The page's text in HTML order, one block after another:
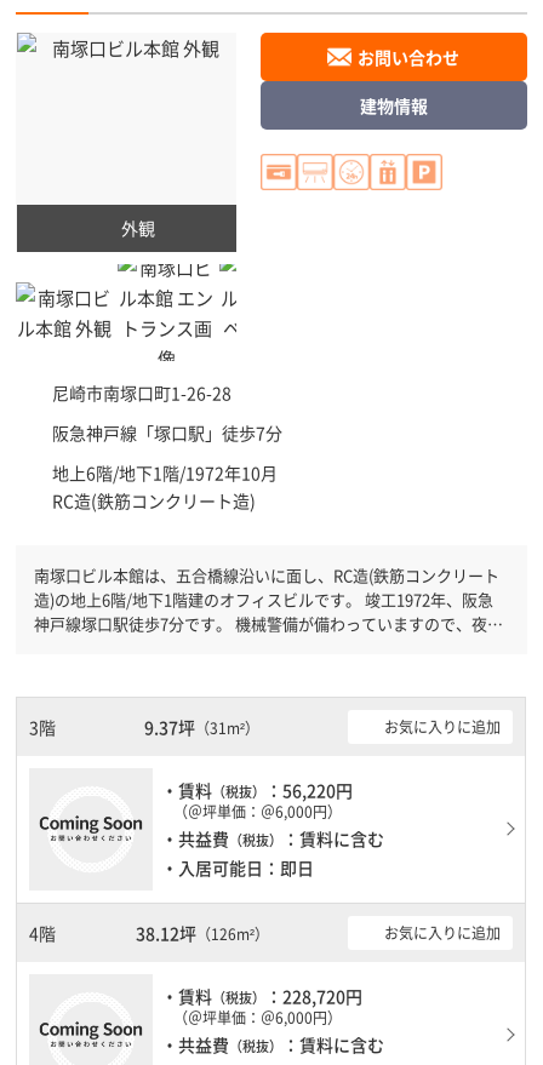
外観
尼崎市南塚口町1-26-28
阪急神戸線「塚口駅 」徒歩7分
地上6階/地下1階/1972年10月
RC造(鉄筋コンクリート造)
お問い合わせ
建物情報
南塚口ビル本館は、五合橋線沿いに面し、RC造(鉄筋コンクリート
造)の地上6階/地下1階建のオフィスビルです。 竣工1972年、阪急
神戸線塚口駅徒歩7分です。 機械警備が備わっていますので、夜間
用されるお客様には使いやすいです。
3階 9.37坪 （31m²） お気に入りに追加
・賃料 （税抜） ：56,220円
（＠坪単価：＠6,000円）
・共益費 （税抜）
：賃料に含む
・入居可能日：即日
4階 38.12坪（126m²） お気に入りに追加
・賃料 （税抜） ：228,720円
（＠坪単価：＠6,000円）
・共益費 （税抜）
：賃料に含む